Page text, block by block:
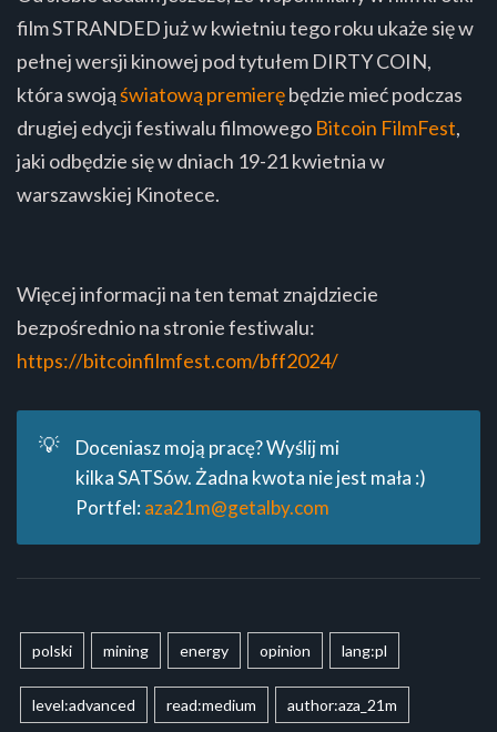
film STRANDED już w kwietniu tego roku ukaże się w
pełnej wersji kinowej pod tytułem DIRTY COIN,
która swojąświatową premierębędzie mieć podczas
drugiej edycji festiwalu filmowego Bitcoin FilmFest,
jaki odbędzie się w dniach 19-21 kwietnia w
warszawskiej Kinotece.
Więcej informacji na ten temat znajdziecie
bezpośrednio na stronie festiwalu:
https://bitcoinfilmfest.com/bff2024/
💡
Doceniasz moją pracę? Wyślij mi
kilka SATSów. Żadna kwota nie jest mała :)
Portfel: aza21m@getalby.com
polski mining energy opinion lang:pl
level:advanced read:medium author:aza_21m